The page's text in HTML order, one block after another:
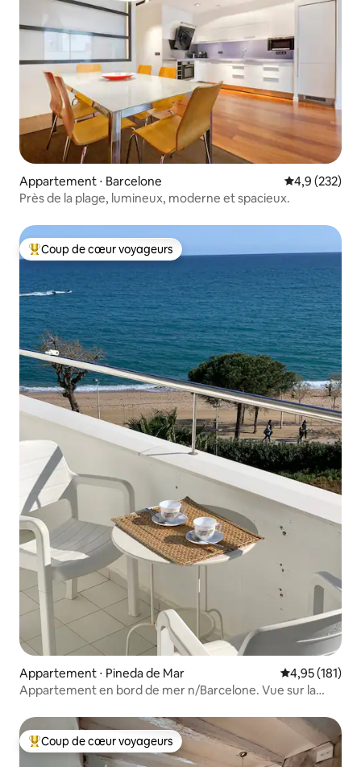
Appartement ⋅ Barcelone Évaluation
4,9 (232)
Près de la plage, lumineux, moderne et spacieux.
Coups de cœur voyageurs les plus appréciés
Coup de cœur voyageurs
Appartement ⋅ Pineda de Mar Évaluation
4,95 (181)
Appartement en bord de mer n/Barcelone. Vue sur la
Coups de cœur voyageurs les plus appréciés
Coup de cœur voyageurs